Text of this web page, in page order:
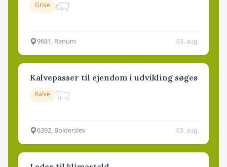
Grise
9681, Ranum 03. aug.
Kalvepasser til ejendom i udvikling søges
Kalve
6392, Bolderslev 03. aug.